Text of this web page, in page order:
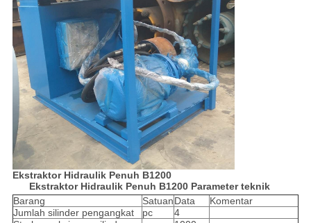
Ekstraktor Hidraulik Penuh B1200
Ekstraktor Hidraulik Penuh B1200 Parameter teknik
Barang
SatuanData
Komentar
Jumlah silinder pengangkat
pc
4